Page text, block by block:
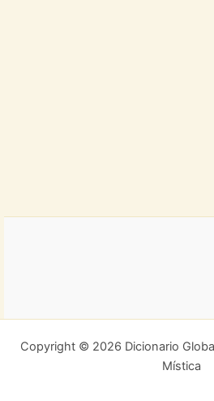
Copyright © 2026 Dicionario
Mística